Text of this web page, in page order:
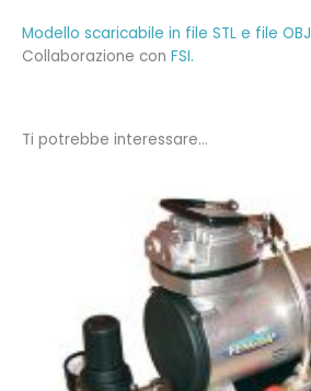
Modello scaricabile in file STL e file OBJ
Collaborazione con FSI.
Ti potrebbe interessare…